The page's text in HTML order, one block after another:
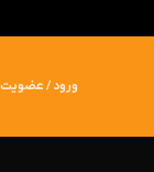
ورود / عضویت